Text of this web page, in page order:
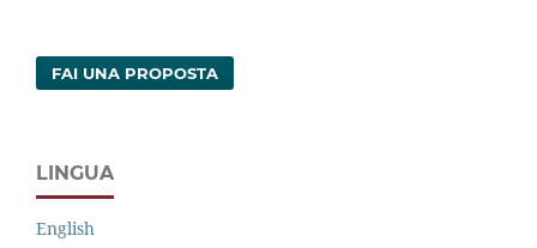
FAI UNA PROPOSTA
LINGUA
English